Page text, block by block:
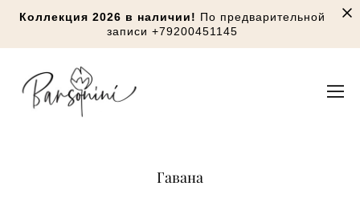
Коллекция 2026 в наличии! По предварительной
записи +79200451145
Гавана